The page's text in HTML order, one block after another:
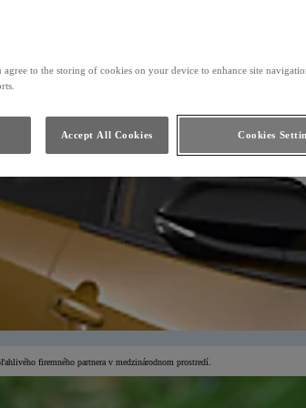
firemného partnera v medzinárodnom prostredí.
to the storing of cookies on your device to enhance site
Cookies
Accept All Cookies